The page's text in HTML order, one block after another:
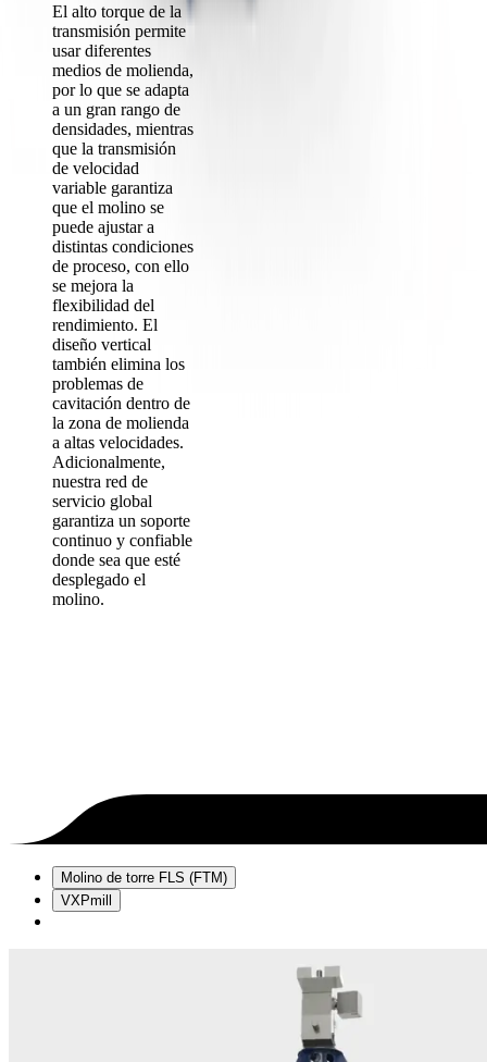
El alto torque de la
transmisión permite
usar diferentes
medios de molienda,
por lo que se adapta
a un gran rango de
densidades, mientras
que la transmisión
de velocidad
variable garantiza
que el molino se
puede ajustar a
distintas condiciones
de proceso, con ello
se mejora la
flexibilidad del
rendimiento. El
diseño vertical
también elimina los
problemas de
cavitación dentro de
la zona de molienda
a altas velocidades.
Adicionalmente,
nuestra red de
servicio global
garantiza un soporte
continuo y confiable
donde sea que esté
desplegado el
molino.
Molino de torre FLS (FTM)
VXPmill